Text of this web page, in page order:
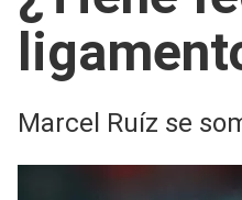
Marcel Ruíz se